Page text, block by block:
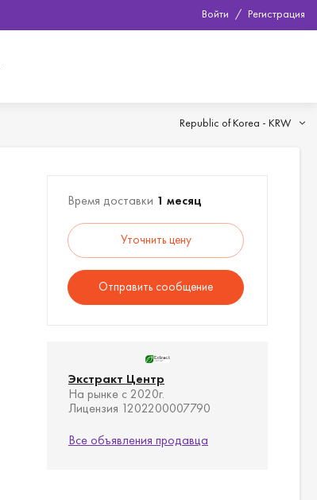
Войти / Регистрация
Republic of Korea - KRW
Время доставки 1 месяц
Уточнить цену
Отправить сообщение
Экстракт Центр
На рынке с 2020г.
Лицензия 1202200007790
Все объявления продавца